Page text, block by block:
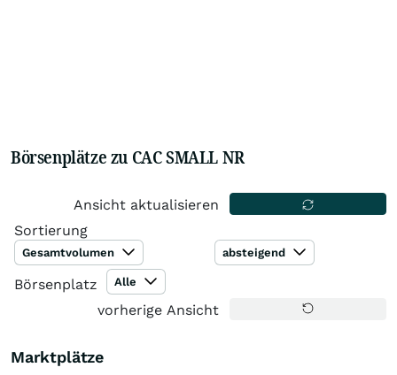
Börsenplätze zu CAC SMALL NR
Ansicht aktualisieren
Sortierung
Gesamtvolumen absteigend
Börsenplatz Alle
vorherige Ansicht
Marktplätze